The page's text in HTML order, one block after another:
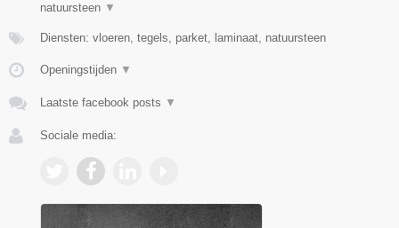
natuursteen ▼
Diensten: vloeren, tegels, parket, laminaat, natuursteen
Openingstijden ▼
Laatste facebook posts ▼
Sociale media: